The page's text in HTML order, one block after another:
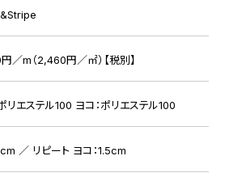
／m（2,460円／㎡）【税別】
リエステル100 ヨコ：ポリエステル100
／ リピート ヨコ：1.5cm